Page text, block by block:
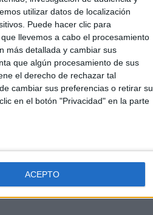
utilizar datos de localización
Puede hacer clic para
llevemos a cabo el procesamiento
más detallada y cambiar sus
que algún procesamiento de sus
el derecho de rechazar tal
cambiar sus preferencias o retirar su
en el botón "Privacidad" en la parte
ACEPTO
y
y